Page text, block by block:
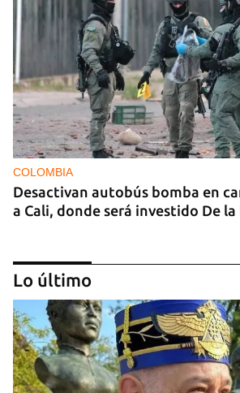
COLOMBIA
Desactivan autobús bomba en
a Cali, donde será investido De la
Lo último